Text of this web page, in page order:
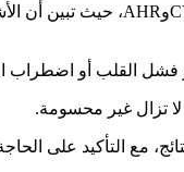
وAHR، حيث تبين أن
فشل القلب أو اضطراب
لا تزال غير محسومة.
مع التأكيد على